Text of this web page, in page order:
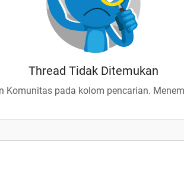
Thread Tidak Ditemukan
Komunitas pada kolom pencarian.